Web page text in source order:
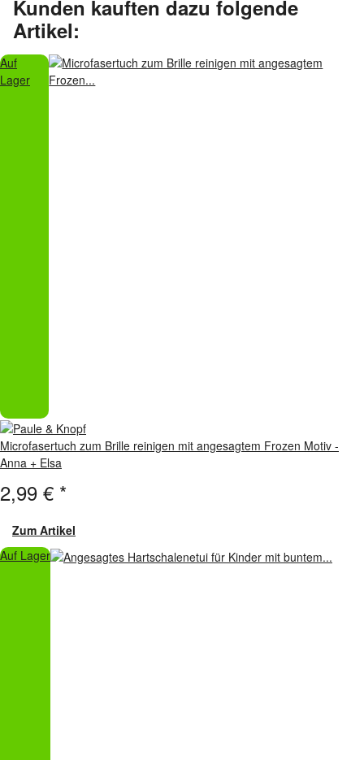
Kunden kauften dazu folgende
Artikel:
Auf
Lager
Microfasertuch zum Brille reinigen mit angesagtem Frozen Motiv -
Anna + Elsa
2,99 € *
Zum Artikel
Auf Lager